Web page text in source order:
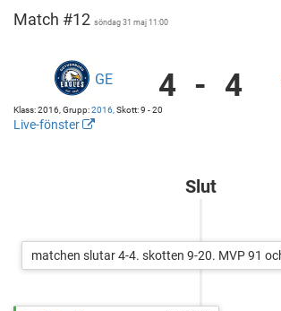
Match #12 söndag 31 maj 11:00
Gothenburg
Eagles
vs
GE 4 - 4
Klass: 2016, Grupp:2016, Skott: 9 - 20
Live-fönster
Slut
matchen slutar 4-4. skotten 9-20. MVP 91